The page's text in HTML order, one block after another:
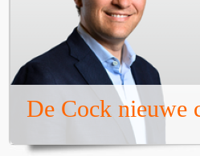
De Cock nieuwe